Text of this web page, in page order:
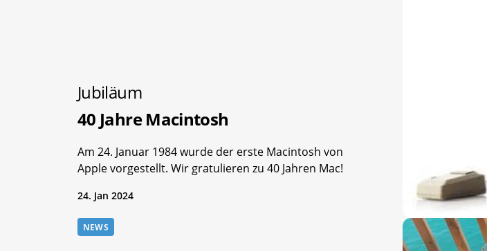
Jubiläum
40 Jahre Macintosh
Am 24. Januar 1984 wurde der erste Macintosh von
Apple vorgestellt. Wir gratulieren zu 40 Jahren Mac!
24. Jan 2024
NEWS